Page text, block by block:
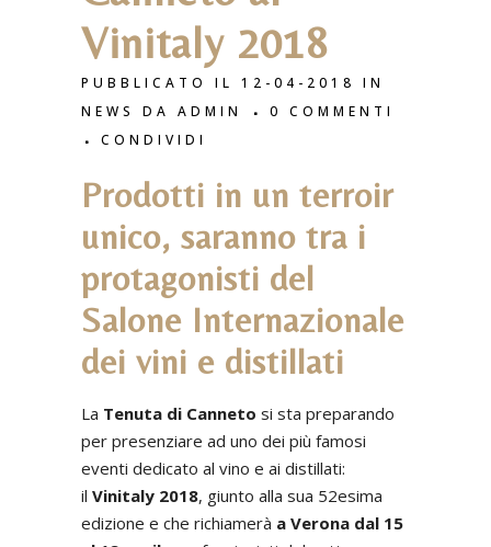
Vinitaly 2018
PUBBLICATO IL 12-04-2018
IN
NEWS
DA ADMIN
0 COMMENTI
CONDIVIDI
Prodotti in un terroir
unico, saranno tra i
protagonisti del
Salone Internazionale
dei vini e distillati
La Tenuta di Canneto si sta preparando
per presenziare ad uno dei più famosi
eventi dedicato al vino e ai distillati:
il Vinitaly 2018, giunto alla sua 52esima
edizione e che richiamerà a Verona dal 15